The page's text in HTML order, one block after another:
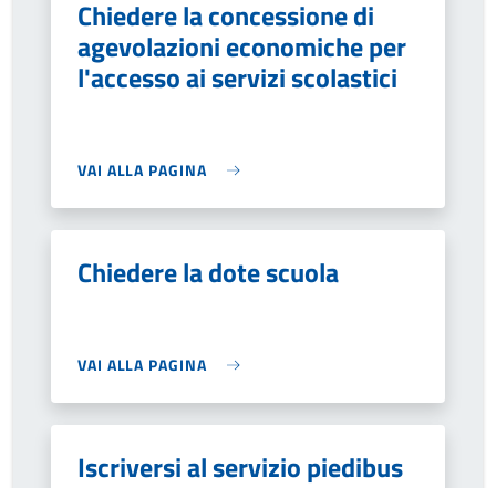
Chiedere la concessione di
agevolazioni economiche per
l'accesso ai servizi scolastici
VAI ALLA PAGINA
Chiedere la dote scuola
VAI ALLA PAGINA
Iscriversi al servizio piedibus